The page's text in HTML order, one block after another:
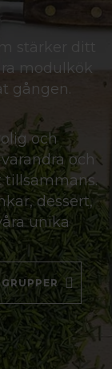
stärker ditt
modulkök
gången.
och
och
tillsammans.
dessert,
unika